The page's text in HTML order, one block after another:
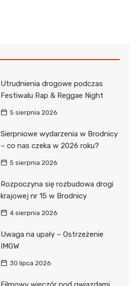
Utrudnienia drogowe podczas
Festiwalu Rap & Reggae Night
5 sierpnia 2026
Sierpniowe wydarzenia w Brodnicy
– co nas czeka w 2026 roku?
5 sierpnia 2026
Rozpoczyna się rozbudowa drogi
krajowej nr 15 w Brodnicy
4 sierpnia 2026
Uwaga na upały – Ostrzeżenie
IMGW
30 lipca 2026